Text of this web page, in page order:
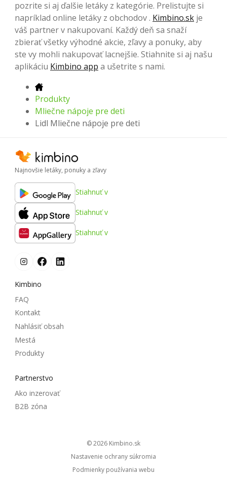
pozrite si aj ďalšie letáky z kategórie. Prelistujte si
napríklad online letáky z obchodov . Kimbino.sk je
váš partner v nakupovaní. Každý deň sa snaží
zbierať všetky výhodné akcie, zľavy a ponuky, aby
ste vy mohli nakupovať lacnejšie. Stiahnite si aj našu
aplikáciu Kimbino app a ušetrite s nami.
Produkty
Mliečne nápoje pre deti
Lidl Mliečne nápoje pre deti
Najnovšie letáky, ponuky a zľavy
Stiahnuť v
Stiahnuť v
Stiahnuť v
Kimbino
FAQ
Kontakt
Nahlásiť obsah
Mestá
Produkty
Partnerstvo
Ako inzerovať
B2B zóna
© 2026
kimbino.sk
Nastavenie ochrany súkromia
Podmienky používania webu